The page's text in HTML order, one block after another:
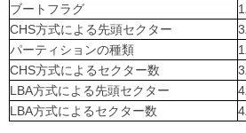
ブートフラグ
CHS方式による先頭セクター
パーティションの種類
CHS方式によるセクター数
LBA方式による先頭セクター
LBA方式によるセクター数